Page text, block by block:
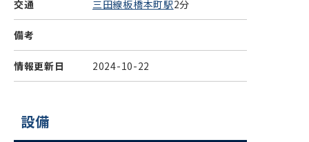
交通 三田線板橋本町駅2分
備考
情報更新日 2024-10-22
設備